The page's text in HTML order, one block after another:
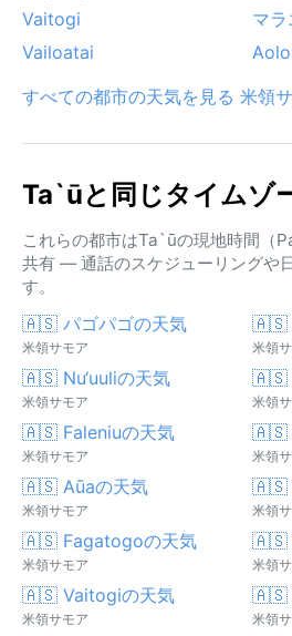
Vaitogi
マラ
Vailoatai
すべての都市の天気を見る 米領
Ta`ūと同じタイムゾ
これらの都市はTa`ūの現地時間（
共有 — 通話のスケジューリングや
す。
🇦🇸 パゴパゴの天気
米領サモア
🇦🇸
米領
🇦🇸 Nu‘uuliの天気
米領サモア
🇦🇸
米領
🇦🇸 Faleniuの天気
米領サモア
🇦🇸
米領
🇦🇸 Aūaの天気
米領サモア
🇦🇸
米領
🇦🇸 Fagatogoの天気
米領サモア
🇦🇸
米領
🇦🇸 Vaitogiの天気
米領サモア
🇦🇸
米領